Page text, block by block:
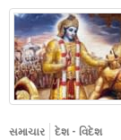
સમાચાર દેશ - વિદેશ